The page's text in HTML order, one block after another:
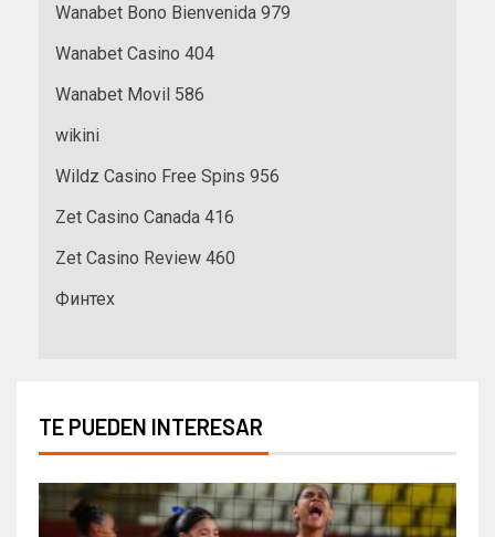
Wanabet Bono Bienvenida 979
Wanabet Casino 404
Wanabet Movil 586
wikini
Wildz Casino Free Spins 956
Zet Casino Canada 416
Zet Casino Review 460
Финтех
TE PUEDEN INTERESAR